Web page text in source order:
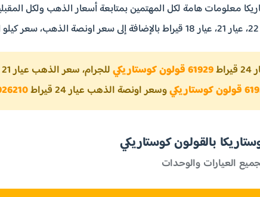
معلومات هامة لكل المهتمين بمتابعة أسعار الذهب ولكل
61929 قولون كوستاريكي للجرام، سعر الذهب عيار 21 قيراط
وسعر اونصة الذهب عيار 24 قيراط 1926210 قولون
بالقولون كوستاريكي
العيارات والوحدات